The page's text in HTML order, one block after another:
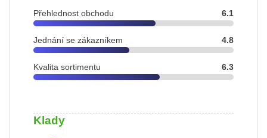
Přehlednost obchodu 6.1
Jednání se zákazníkem 4.8
Kvalita sortimentu 6.3
Klady